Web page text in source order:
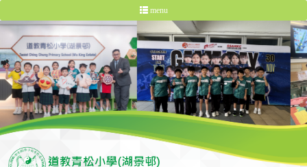
menu